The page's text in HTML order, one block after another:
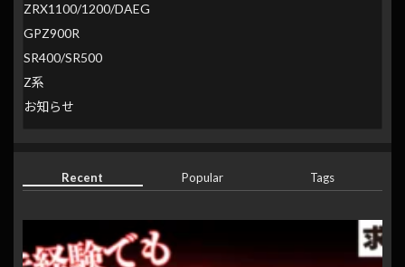
ZRX1100/1200/DAEG
GPZ900R
SR400/SR500
Z系
お知らせ
Recent Popular Tags